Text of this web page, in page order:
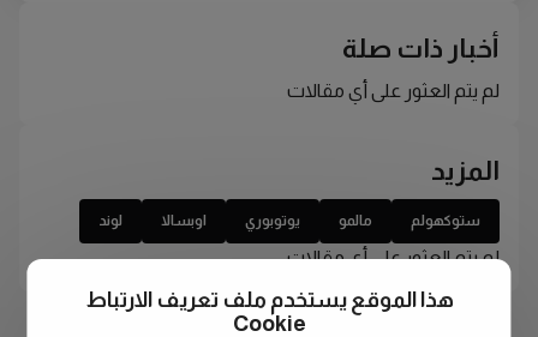
أخبار ذات صلة
لم يتم العثور على أي مقالات
المزيد
ستوكهولم مالمو يوتوبوري اوبسالا لوند
لم يتم العثور على أي مقالات
هذا الموقع يستخدم ملف تعريف الارتباط
Cookie